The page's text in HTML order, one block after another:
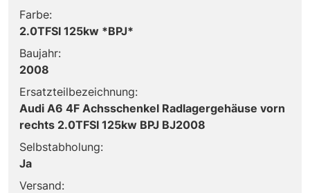
Farbe:
2.0TFSI 125kw *BPJ*
Baujahr:
2008
Ersatzteilbezeichnung:
Audi A6 4F Achsschenkel Radlagergehäuse vorn
rechts 2.0TFSI 125kw BPJ BJ2008
Selbstabholung:
Ja
Versand: